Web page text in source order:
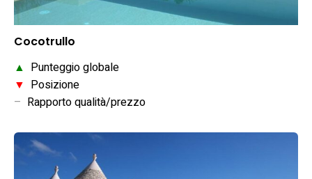
Cocotrullo
▲ Punteggio globale
▼ Posizione
– Rapporto qualità/prezzo